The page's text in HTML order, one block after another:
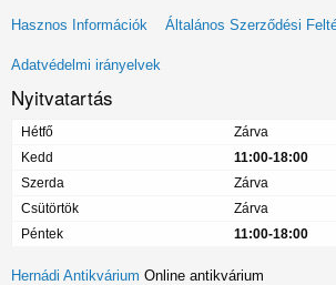
Lábléc
menü
Hasznos Információk Általános Szerződési
Adatvédelmi irányelvek
Nyitvatartás
Hétfő
Zárva
Kedd
11:00-18:00
Szerda
Zárva
Csütörtök
Zárva
Péntek
11:00-18:00
Hernádi Antikvárium Online antikvárium